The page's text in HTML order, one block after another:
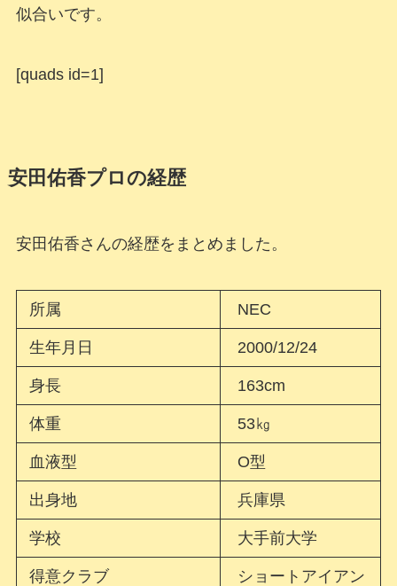
似合いです。
[quads id=1]
安田佑香プロの経歴
安田佑香さんの経歴をまとめました。
所属 NEC
生年月日 2000/12/24
身長 163cm
体重 53㎏
血液型 O型
出身地 兵庫県
学校 大手前大学
得意クラブ ショートアイアン